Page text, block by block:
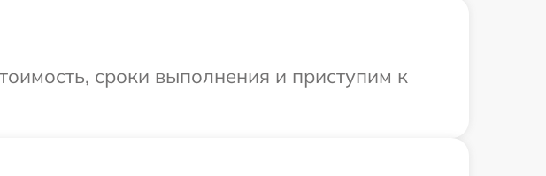
сроки выполнения и приступим к